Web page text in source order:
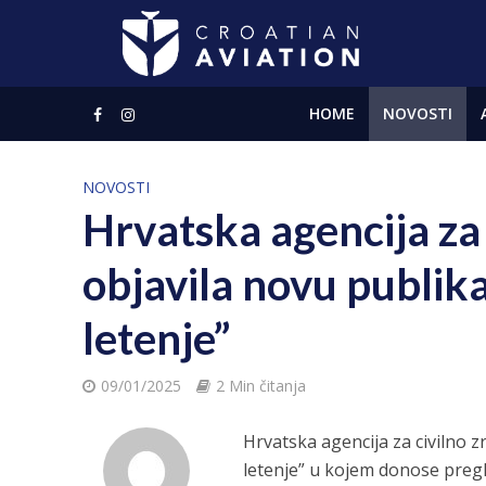
HOME NOVOSTI
NOVOSTI
Hrvatska agencija
objavila novu
letenje”
09/01/2025 2 Min čitanja
Hrvatska agencija za civilno
letenje” u kojem donose